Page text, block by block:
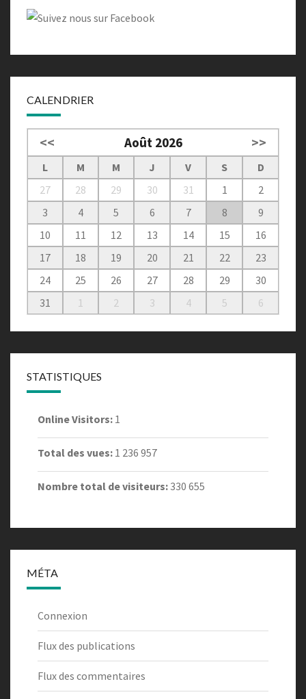
CALENDRIER
<< Août 2026 >>
L M M J V S
D
27
28 29 30 31 1
2
3
4 5 6 7 8
9
10
11 12 13 14 15
16
17
18 19 20 21 22
23
24
25 26 27 28 29
30
31
1 2 3 4 5 6
STATISTIQUES
Online Visitors: 1
Total des vues: 1 236 957
Nombre total de visiteurs: 330 655
MÉTA
Connexion
Flux des publications
Flux des commentaires